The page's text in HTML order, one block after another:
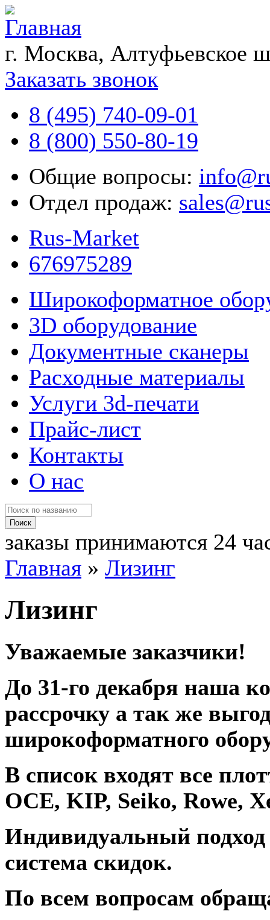
г. Москва, Алтуфьевское
Заказать звонок
8 (495) 740-09-01
8 (800) 550-80-19
Общие вопросы:
Отдел продаж:
Rus-Market
676975289
Широкоформатное
3D оборудование
Документные сканеры
Расходные материалы
Услуги 3d-печати
Прайс-лист
Контакты
О нас
заказы принимаются 24
Главная » Лизинг
Лизинг
Уважаемые заказчики!
До 31-го декабря наша
рассрочку а так же
широкоформатного
В список входят все
OCE, KIP, Seiko, Rowe,
Индивидуальный
система скидок.
По всем вопросам